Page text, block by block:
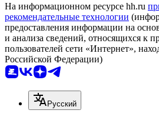
На информационном ресурсе hh.ru
рекомендательные технологии
предоставления информации на
и анализа сведений, относящихся к
пользователей сети «Интернет»,
Российской Федерации)
Русский